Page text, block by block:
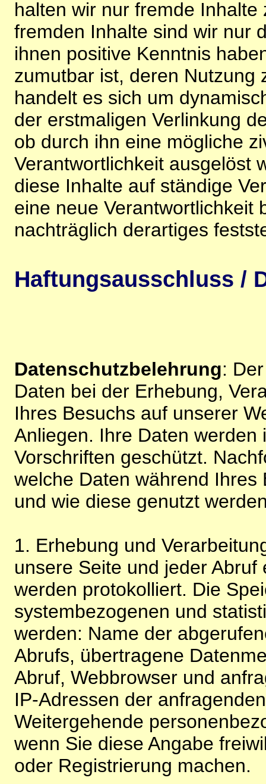
halten wir nur fremde
fremden Inhalte sind wir nur
ihnen positive Kenntnis
zumutbar ist, deren Nutzung
handelt es sich um
der erstmaligen Verlinkung
ob durch ihn eine mögliche
Verantwortlichkeit ausgelöst
diese Inhalte auf ständige
eine neue Verantwortlichkeit
nachträglich derartiges
Haftungsausschluss /
Datenschutzbelehrung:
Daten bei der Erhebung,
Ihres Besuchs auf unserer
Anliegen. Ihre Daten
Vorschriften geschützt.
welche Daten während
und wie diese genutzt
1. Erhebung und
unsere Seite und jeder
werden protokolliert. Die
systembezogenen und
werden: Name der
Abrufs, übertragene
Abruf, Webbrowser und
IP-Adressen der
Weitergehende
wenn Sie diese Angabe
oder Registrierung machen.